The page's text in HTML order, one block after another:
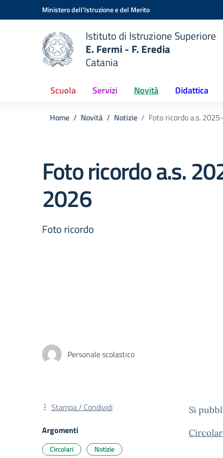
Vai ai contenuti
Vai al menu di navigazioneMinistero dell'Istruzione e del Merito
scuola
Istituto di Istruzione Superiore
E. Fermi - F. Eredia
Catania
Scuola Servizi Novità Didattica
Home Novità Notizie Foto ricordo a.s.
Foto ricordo a.s.
2026
Foto ricordo
Personale scolastico
Si
Stampa / Condividi
Argomenti
Circolari Notizie